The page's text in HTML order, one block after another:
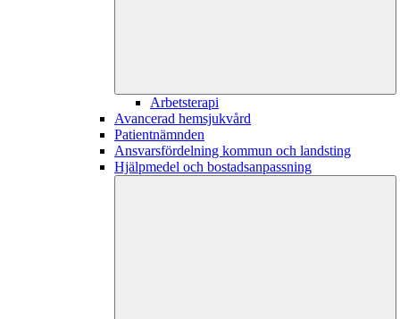
Arbetsterapi
Avancerad hemsjukvård
Patientnämnden
Ansvarsfördelning kommun och landsting
Hjälpmedel och bostadsanpassning